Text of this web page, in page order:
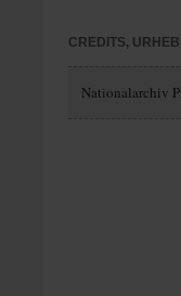
CREDITS,
Nationalarchiv